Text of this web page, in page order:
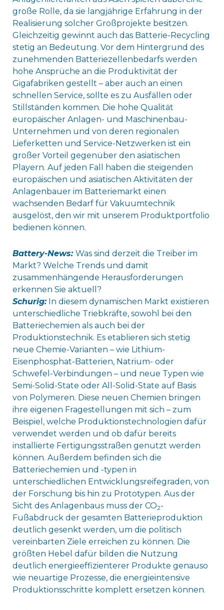
große Rolle, da sie langjährige Erfahrung in der
Realisierung solcher Großprojekte besitzen.
Gleichzeitig gewinnt auch das Batterie-Recycling
stetig an Bedeutung. Vor dem Hintergrund des
zunehmenden Batteriezellenbedarfs werden
hohe Ansprüche an die Produktivität der
Gigafabriken gestellt – aber auch an einen
schnellen Service, sollte es zu Ausfällen oder
Stillständen kommen. Die hohe Qualität
europäischer Anlagen- und Maschinenbau-
Unternehmen und von deren regionalen
Lieferketten und Service-Netzwerken ist ein
großer Vorteil gegenüber den asiatischen
Playern. Auf jeden Fall haben die steigenden
europäischen und asiatischen Aktivitäten der
Anlagenbauer im Batteriemarkt einen
wachsenden Bedarf für Vakuumtechnik
ausgelöst, den wir mit unserem Produktportfolio
bedienen können.
Battery-News: Was sind derzeit die Treiber im
Markt? Welche Trends und damit
zusammenhängende Herausforderungen
erkennen Sie aktuell?
Schurig:In diesem dynamischen Markt existieren
unterschiedliche Triebkräfte, sowohl bei den
Batteriechemien als auch bei der
Produktionstechnik. Es etablieren sich stetig
neue Chemie-Varianten – wie Lithium-
Eisenphosphat-Batterien, Natrium- oder
Schwefel-Verbindungen – und neue Typen wie
Semi-Solid-State oder All-Solid-State auf Basis
von Polymeren. Diese neuen Chemien bringen
ihre eigenen Fragestellungen mit sich – zum
Beispiel, welche Produktionstechnologien dafür
verwendet werden und ob dafür bereits
installierte Fertigungsstraßen genutzt werden
können. Außerdem befinden sich die
Batteriechemien und -typen in
unterschiedlichen Entwicklungsreifegraden, von
der Forschung bis hin zu Prototypen. Aus der
Sicht des Anlagenbaus muss der CO2-
Fußabdruck der gesamten Batterieproduktion
deutlich gesenkt werden, um die politisch
vereinbarten Ziele erreichen zu können. Die
größten Hebel dafür bilden die Nutzung
deutlich energieeffizienterer Produkte genauso
wie neuartige Prozesse, die energieintensive
Produktionsschritte komplett ersetzen können.